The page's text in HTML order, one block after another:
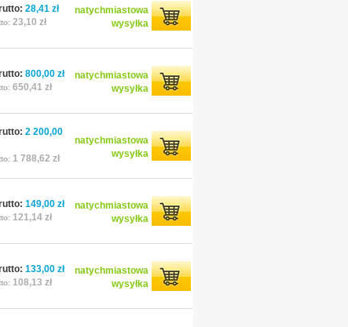
28,41 zł
23,10 zł
natychmiastowa
wysyłka
800,00 zł
650,41 zł
natychmiastowa
wysyłka
2 200,00
1 788,62 zł
natychmiastowa
wysyłka
149,00 zł
121,14 zł
natychmiastowa
wysyłka
133,00 zł
108,13 zł
natychmiastowa
wysyłka